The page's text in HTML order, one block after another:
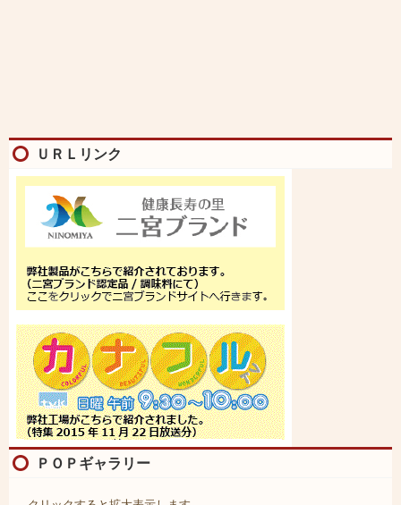
ＵＲＬリンク
ＰＯＰギャラリー